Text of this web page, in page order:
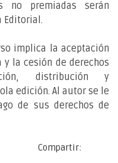
no premiadas serán
Editorial.
implica la aceptación
la cesión de derechos
distribución y
edición. Al autor se le
de sus derechos de
Compartir: